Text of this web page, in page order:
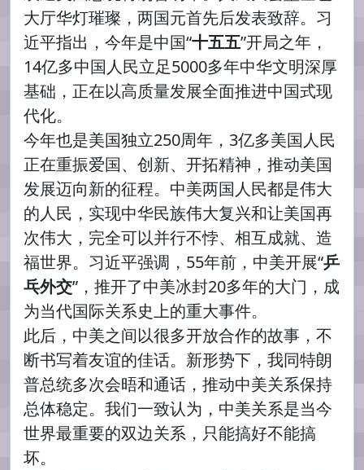
大厅华灯璀璨，两国元首先后发表致辞。习
近平指出，今年是中国“十五五”开局之年，
14亿多中国人民立足5000多年中华文明深厚
基础，正在以高质量发展全面推进中国式现
代化。
今年也是美国独立250周年，3亿多美国人民
正在重振爱国、创新、开拓精神，推动美国
发展迈向新的征程。中美两国人民都是伟大
的人民，实现中华民族伟大复兴和让美国再
次伟大，完全可以并行不悖、相互成就、造
福世界。习近平强调，55年前，中美开展“乒
乓外交”，推开了中美冰封20多年的大门，成
为当代国际关系史上的重大事件。
此后，中美之间以很多开放合作的故事，不
断书写着友谊的佳话。新形势下，我同特朗
普总统多次会晤和通话，推动中美关系保持
总体稳定。我们一致认为，中美关系是当今
世界最重要的双边关系，只能搞好不能搞
坏。